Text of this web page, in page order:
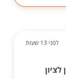
לפני 13 שעות